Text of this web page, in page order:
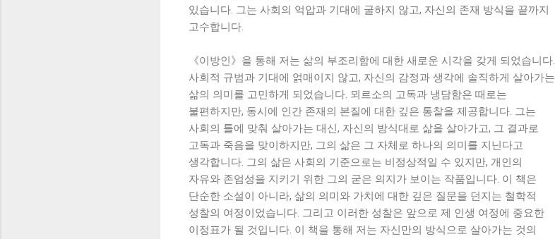
있습니다. 그는 사회의 억압과 기대에 굴하지 않고, 자신의 존재 방식을 끝까지
고수합니다.
《이방인》을 통해 저는 삶의 부조리함에 대한 새로운 시각을 갖게 되었습니다.
사회적 규범과 기대에 얽매이지 않고, 자신의 감정과 생각에 솔직하게 살아가는
삶의 의미를 고민하게 되었습니다. 뫼르소의 고독과 냉담함은 때로는
불편하지만, 동시에 인간 존재의 본질에 대한 깊은 통찰을 제공합니다. 그는
사회의 틀에 맞춰 살아가는 대신, 자신의 방식대로 삶을 살아가고, 그 결과로
고독과 죽음을 맞이하지만, 그의 삶은 그 자체로 하나의 의미를 지닌다고
생각합니다. 그의 삶은 사회의 기준으로는 비정상적일 수 있지만, 개인의
자유와 존엄성을 지키기 위한 그의 굳은 의지가 보이는 작품입니다. 이 책은
단순한 소설이 아니라, 삶의 의미와 가치에 대한 깊은 질문을 던지는 철학적
성찰의 여정이었습니다. 그리고 이러한 성찰은 앞으로 제 인생 여정에 중요한
이정표가 될 것입니다. 이 책을 통해 저는 자신만의 방식으로 살아가는 것의